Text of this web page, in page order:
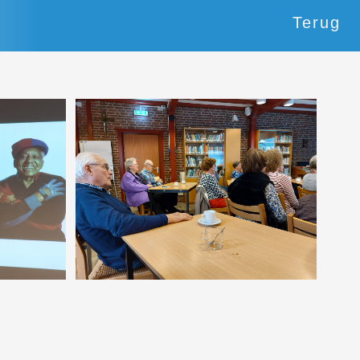
Terug